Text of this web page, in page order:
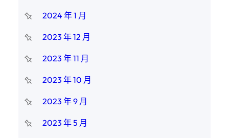
2024 年 1 月
2023 年 12 月
2023 年 11 月
2023 年 10 月
2023 年 9 月
2023 年 5 月